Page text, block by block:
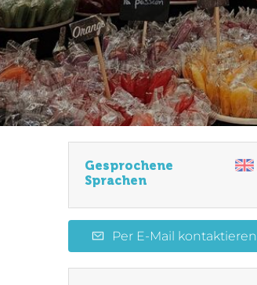
Gesprochene
Sprachen
Per E-Mail kontaktieren